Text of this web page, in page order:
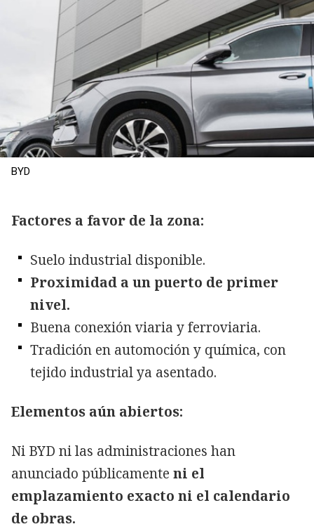
BYD
Factores a favor de la zona:
Suelo industrial disponible.
Proximidad a un puerto de primer
nivel.
Buena conexión viaria y ferroviaria.
Tradición en automoción y química, con
tejido industrial ya asentado.
Elementos aún abiertos:
Ni BYD ni las administraciones han
anunciado públicamente ni el
emplazamiento exacto ni el calendario
de obras.